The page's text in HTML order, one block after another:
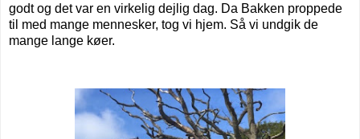
godt og det var en virkelig dejlig dag. Da Bakken proppede
til med mange mennesker, tog vi hjem. Så vi undgik de
mange lange køer.